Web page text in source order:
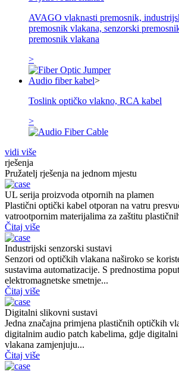
AVAGO vlaknasti premosnik,
premosnik vlakana, senzorski
premosnik vlakana
>
Audio fiber kabel>
Toslink optičko vlakno, RCA kabel
>
vidi više
rješenja
Pružatelj rješenja na jednom mjestu
UL serija proizvoda otpornih na plamen
Plastični optički kabel otporan na vatru
vatrootpornim materijalima za zaštitu
Čitaj više
Industrijski senzorski sustavi
Senzori od optičkih vlakana naširoko se
sustavima automatizacije. S prednostima
elektromagnetske smetnje...
Čitaj više
Digitalni slikovni sustavi
Jedna značajna primjena plastičnih optičkih
digitalnim audio patch kabelima, gdje
vlakana zamjenjuju...
Čitaj više